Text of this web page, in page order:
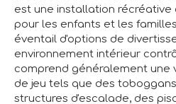
est une installation
pour les enfants et les
éventail d'options de
environnement intérieur
comprend généralement une
de jeu tels que des
structures d'escalade, des